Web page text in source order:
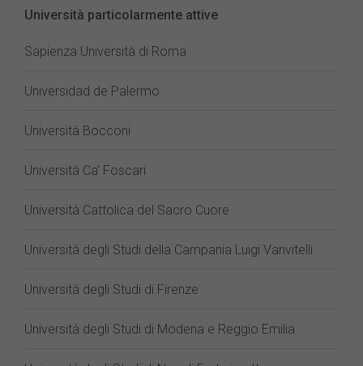
Università particolarmente attive
Sapienza Università di Roma
Universidad de Palermo
Università Bocconi
Università Ca’ Foscari
Università Cattolica del Sacro Cuore
Università degli Studi della Campania Luigi Vanvitelli
Università degli Studi di Firenze
Università degli Studi di Modena e Reggio Emilia